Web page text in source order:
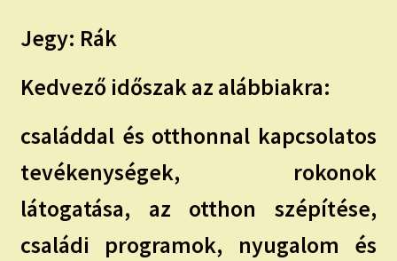
Jegy: Rák
Kedvező időszak az alábbiakra:
családdal és otthonnal kapcsolatos
tevékenységek, rokonok
látogatása, az otthon szépítése,
családi programok, nyugalom és